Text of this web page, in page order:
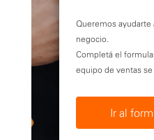
Queremos ayudarte
negocio.
Completá el
equipo de ventas
Ir al